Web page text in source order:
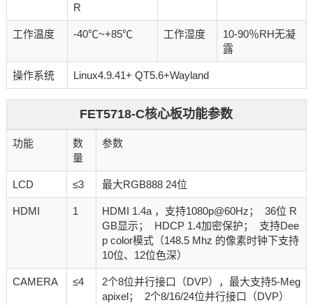
R
工作温度 -40℃~+85℃ 工作湿度
10-90％RH无凝
露
操作系统 Linux4.9.41+ QT5.6+Wayland
FET5718-C核心板功能参数
功能
数
量
参数
LCD ≤3 最大RGB888 24位
HDMI 1
HDMI 1.4a ，支持1080p@60Hz； 36位 R
GB显示； HDCP 1.4加密保护； 支持Dee
p color模式（148.5 Mhz 的像素时钟下支持
10位、12位色深）
CAMERA ≤4
2个8位并行接口（DVP），最大支持5-Meg
apixel； 2个8/16/24位并行接口（DVP）